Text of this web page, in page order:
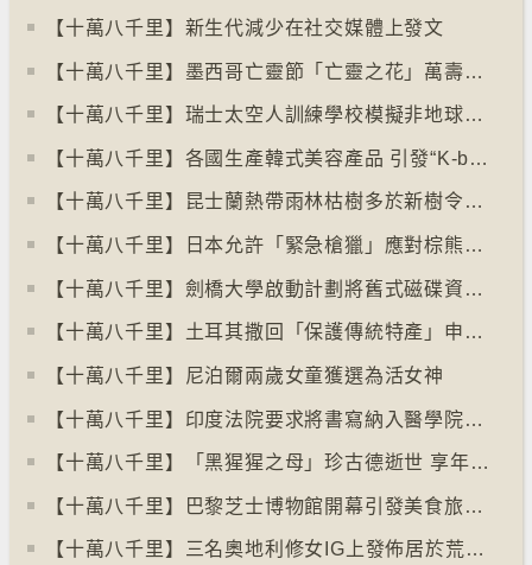
【十萬八千里】新生代減少在社交媒體上發文
【十萬八千里】墨西哥亡靈節「亡靈之花」萬壽菊失收
【十萬八千里】瑞士太空人訓練學校模擬非地球生活
【十萬八千里】各國生產韓式美容產品 引發“K-beauty”定義討論
【十萬八千里】昆士蘭熱帶雨林枯樹多於新樹令二氧化碳釋出量多於吸收量
【十萬八千里】日本允許「緊急槍獵」應對棕熊襲擊人類事件急增
【十萬八千里】劍橋大學啟動計劃將舊式磁碟資料存檔
【十萬八千里】土耳其撒回「保護傳統特產」申請德國烤肉多樣性獲保護
【十萬八千里】尼泊爾兩歲女童獲選為活女神
【十萬八千里】印度法院要求將書寫納入醫學院課程
【十萬八千里】「黑猩猩之母」珍古德逝世 享年91歲
【十萬八千里】巴黎芝士博物館開幕引發美食旅遊熱潮
【十萬八千里】三名奧地利修女IG上發佈居於荒廢修道院情況結果廣受歡迎